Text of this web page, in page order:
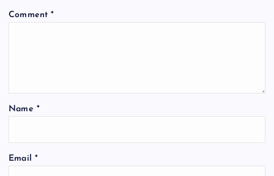
g
i
n
Comment*
Name *
Email *